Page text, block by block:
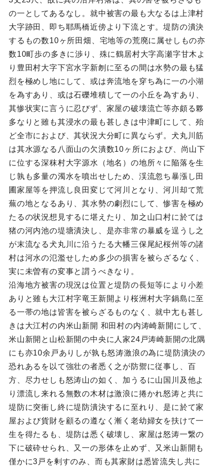
の一としてあるなし。就中被害の最も大なるは上津村
大字跡田、即ち耶馬橋近傍より下流とす。堤防の潰決
するもの数10ヶ所田畑、宅地等の荒廃に属せしもの亦
数10町歩の多きに渉り、殊に鶴居村大字高瀬字甘木よ
り豊田村大字下宮水字新刎に至るの間は水勢の最も猛
烈を極めし地にして、或は奔流地を穿ち為に一の小湖
を為すあり、或は石礫堆積して一の小丘を為すあり、
其惨状実に言うに忍びず、家屋の破壊流亡等亦頗る夥
多なりと雖も其浸水の最も甚しきは中津町にして、殆
ど全市におよび、其状況大分町に異ならず。犬丸川筋
は其水源なる八面山の欠潰数10ヶ所におよび、尚山下
に位する深秣村大字源水（地名）の地所々に陥落を生
じ孰も多量の濁水を噴出せしため、渓流忽ち暴漲し田
圃家屋等を押流し良田変じて河川となり、河川却て荒
蕪の地となるあり、其水勢の劇烈にして、惨害を極め
たるの状況想見するに堪えたり、加之山口村に於ては
猪の河内池の堤塘潰決し、是亦非常の暴威を逞うし之
が末流なる犬丸川に沿うたる大幡三保尾紀桜州等の諸
村は河水の氾濫せしため多少の損害を被らざるなく、
実に未曽有の変事と謂うべきなり。
沿海地方被害の現況は位置と堤防の長短等により小差
ありと雖も大江村字竜王新開より桜洲村大字鍋島に至
る一帯の地は皆害を被らざるものなく、就中尢も甚し
きは大江村の内米山新開 和田村の内涛崎新開にして、
米山新開と山松新開の中央に人家24戸涛崎新開の北隅
にも亦10余戸ありしが孰も怒涛激浪の為に堤防潰決の
恐れあるを以て強壮の者悉く之が防禦に従事し、百
方、尽力せしも怒涛山の如く、加うるに山国川及他よ
り漂流し来れる無数の木材は激浪に捲かれ怒涛と共に
堤防に突衝し終に堤防潰決するに至れり、是に於て家
屋および貨財を顧るの遵なく漸く老幼婦女を扶けて一
生を得たるも、堤防は悉く破壊し、家屋は怒涛一繋の
下に破砕せられ、又一の形体を止めず、又米山新開も
僅かに3戸を剰すのみ、而も其家財は悉皆流失し共に